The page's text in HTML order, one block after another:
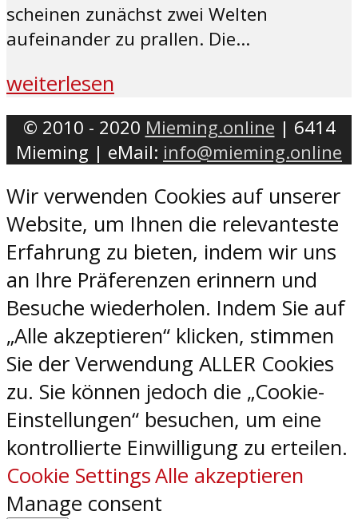
scheinen zunächst zwei Welten
aufeinander zu prallen. Die...
weiterlesen
© 2010 - 2020 Mieming.online | 6414
Mieming | eMail: info@mieming.online
Wir verwenden Cookies auf unserer
Website, um Ihnen die relevanteste
Erfahrung zu bieten, indem wir uns
an Ihre Präferenzen erinnern und
Besuche wiederholen. Indem Sie auf
„Alle akzeptieren“ klicken, stimmen
Sie der Verwendung ALLER Cookies
zu. Sie können jedoch die „Cookie-
Einstellungen“ besuchen, um eine
kontrollierte Einwilligung zu erteilen.
Cookie SettingsAlle akzeptieren
Manage consent